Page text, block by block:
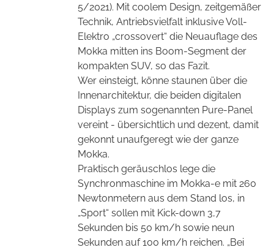
5/2021). Mit coolem Design, zeitgemäßer
Technik, Antriebsvielfalt inklusive Voll-
Elektro „crossovert“ die Neuauflage des
Mokka mitten ins Boom-Segment der
kompakten SUV, so das Fazit.
Wer einsteigt, könne staunen über die
Innenarchitektur, die beiden digitalen
Displays zum sogenannten Pure-Panel
vereint - übersichtlich und dezent, damit
gekonnt unaufgeregt wie der ganze
Mokka.
Praktisch geräuschlos lege die
Synchronmaschine im Mokka-e mit 260
Newtonmetern aus dem Stand los, in
„Sport“ sollen mit Kick-down 3,7
Sekunden bis 50 km/h sowie neun
Sekunden auf 100 km/h reichen. „Bei